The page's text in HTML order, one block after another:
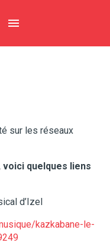
sur les réseaux
quelques liens
d’Izel
kazkabane-le-